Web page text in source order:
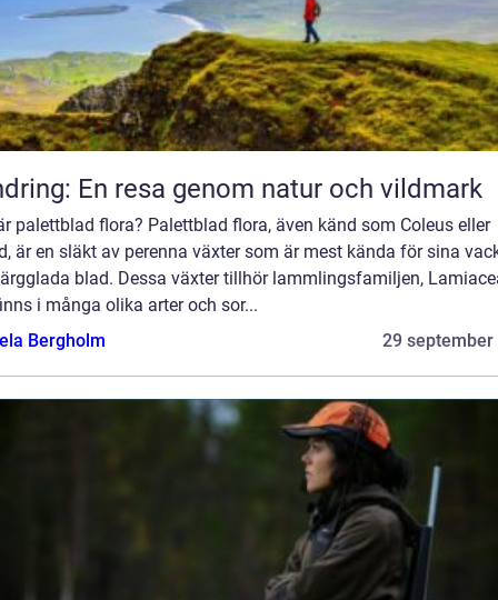
En resa genom natur och vildmark
palettblad flora? Palettblad flora, även känd som Coleus eller
är en släkt av perenna växter som är mest kända för sina
blad. Dessa växter tillhör lammlingsfamiljen,
i många olika arter och sor...
Bergholm
29 september